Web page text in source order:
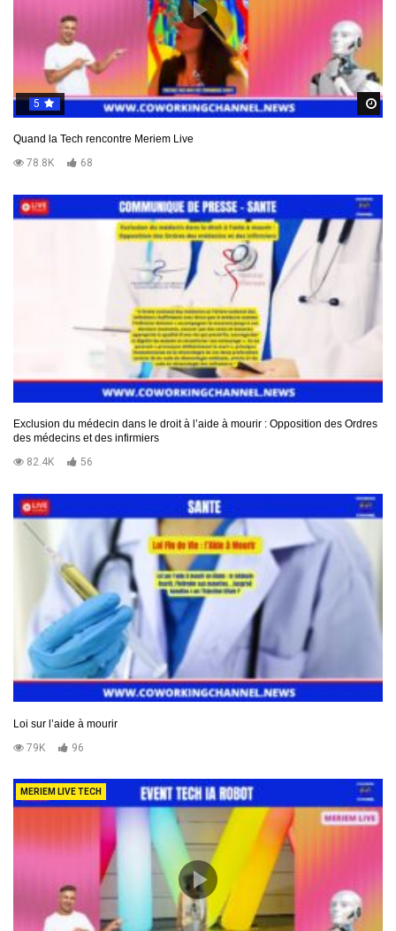
5
Quand la Tech rencontre Meriem Live
78.8K
68
Exclusion du médecin dans le droit à l’aide à mourir : Opposition des Ordres
des médecins et des infirmiers
82.4K
56
Loi sur l’aide à mourir
79K
96
MERIEM LIVE TECH